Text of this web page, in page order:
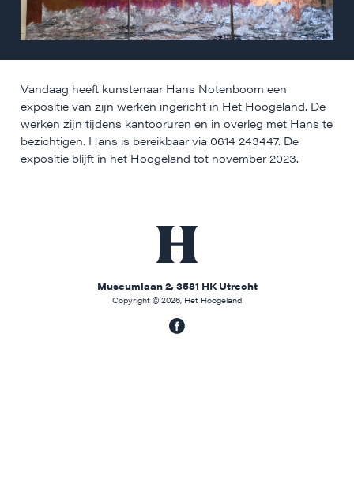
Vandaag heeft kunstenaar Hans Notenboom een
expositie van zijn werken ingericht in Het Hoogeland. De
werken zijn tijdens kantooruren en in overleg met Hans te
bezichtigen. Hans is bereikbaar via 0614 243447. De
expositie blijft in het Hoogeland tot november 2023.
Museumlaan 2, 3581 HK Utrecht
Copyright © 2026, Het Hoogeland